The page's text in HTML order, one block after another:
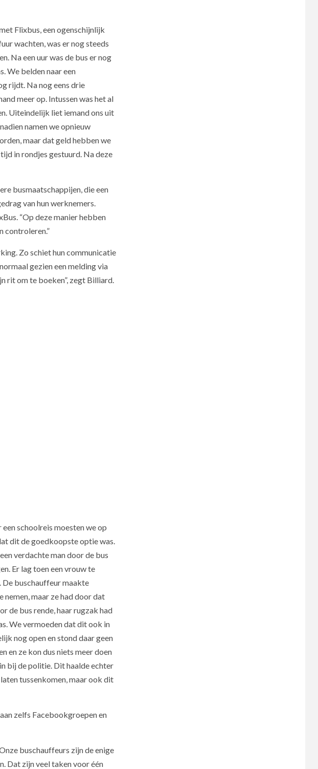
Flixbus, een ogenschijnlijk
wachten, was er nog steeds
Na een uur was de bus er nog
We belden naar een
rijdt. Na nog eens drie
meer op. Intussen was het al
Uiteindelijk liet iemand ons uit
namen we opnieuw
maar dat geld hebben we
in rondjes gestuurd. Na deze
busmaatschappijen, die een
van hun werknemers.
“Op deze manier hebben
controleren.”
Zo schiet hun communicatie
gezien een melding via
rit om te boeken”, zegt Billiard.
schoolreis moesten we op
dit de goedkoopste optie was.
verdachte man door de bus
Er lag toen een vrouw te
De buschauffeur maakte
nemen, maar ze had door dat
de bus rende, haar rugzak had
We vermoeden dat dit ook in
nog open en stond daar geen
en ze kon dus niets meer doen
bij de politie. Dit haalde echter
tussenkomen, maar ook dit
zelfs Facebookgroepen en
buschauffeurs zijn de enige
Dat zijn veel taken voor één